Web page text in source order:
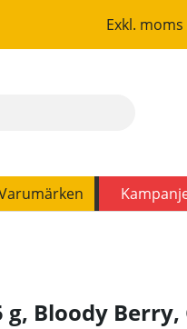
Exkl. moms
g, Bloody Berry,